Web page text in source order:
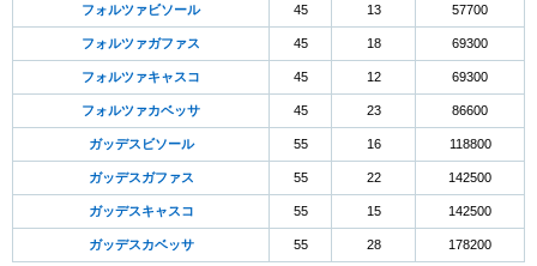
フォルツァビソール 45 13 57700
フォルツァガファス 45 18 69300
フォルツァキャスコ 45 12 69300
フォルツァカベッサ 45 23 86600
ガッデスビソール 55 16 118800
ガッデスガファス 55 22 142500
ガッデスキャスコ 55 15 142500
ガッデスカベッサ 55 28 178200